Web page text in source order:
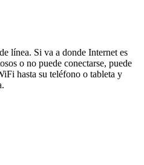
línea. Si va a donde Internet es
o no puede conectarse, puede
hasta su teléfono o tableta y